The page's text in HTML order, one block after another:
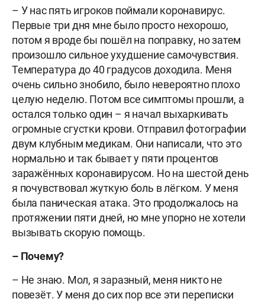
– У нас пять игроков поймали коронавирус.
Первые три дня мне было просто нехорошо,
потом я вроде бы пошёл на поправку, но затем
произошло сильное ухудшение самочувствия.
Температура до 40 градусов доходила. Меня
очень сильно знобило, было невероятно плохо
целую неделю. Потом все симптомы прошли, а
остался только один – я начал выхаркивать
огромные сгустки крови. Отправил фотографии
двум клубным медикам. Они написали, что это
нормально и так бывает у пяти процентов
заражённых коронавирусом. Но на шестой день
я почувствовал жуткую боль в лёгком. У меня
была паническая атака. Это продолжалось на
протяжении пяти дней, но мне упорно не хотели
вызывать скорую помощь.
– Почему?
– Не знаю. Мол, я заразный, меня никто не
повезёт. У меня до сих пор все эти переписки